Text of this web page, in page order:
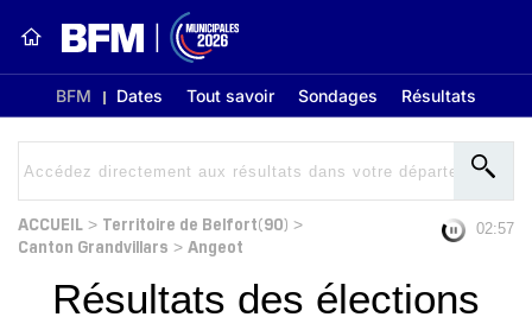
BFM Dates Tout savoir Sondages Résultats
ACCUEIL > Territoire de Belfort(90) >
Canton Grandvillars > Angeot
02:56
Résultats des élections